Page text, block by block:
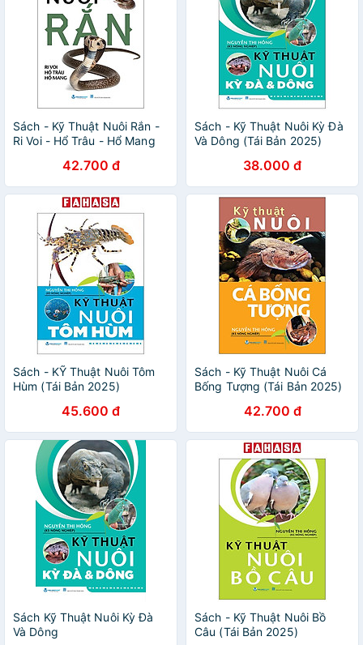
Sách - Kỹ Thuật Nuôi Rắn -
Ri Voi - Hổ Trâu - Hổ Mang
42.700 đ
Sách - Kỹ Thuật Nuôi Kỳ Đà
Và Dông (Tái Bản 2025)
38.000 đ
Sách - KỸ Thuật Nuôi Tôm
Hùm (Tái Bản 2025)
45.600 đ
Sách - Kỹ Thuật Nuôi Cá
Bống Tượng (Tái Bản 2025)
42.700 đ
Sách Kỹ Thuật Nuôi Kỳ Đà
Và Dông
Sách - Kỹ Thuật Nuôi Bồ
Câu (Tái Bản 2025)